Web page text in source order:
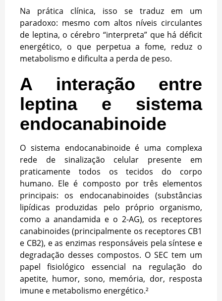
Na prática clínica, isso se traduz em um
paradoxo: mesmo com altos níveis circulantes
de leptina, o cérebro “interpreta” que há déficit
energético, o que perpetua a fome, reduz o
metabolismo e dificulta a perda de peso.
A interação entre
leptina e sistema
endocanabinoide
O sistema endocanabinoide é uma complexa
rede de sinalização celular presente em
praticamente todos os tecidos do corpo
humano. Ele é composto por três elementos
principais: os endocanabinoides (substâncias
lipídicas produzidas pelo próprio organismo,
como a anandamida e o 2-AG), os receptores
canabinoides (principalmente os receptores CB1
e CB2), e as enzimas responsáveis pela síntese e
degradação desses compostos. O SEC tem um
papel fisiológico essencial na regulação do
apetite, humor, sono, memória, dor, resposta
imune e metabolismo energético.²